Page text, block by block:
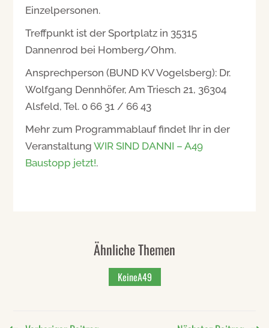
Einzelpersonen.
Treffpunkt ist der Sportplatz in 35315
Dannenrod bei Homberg/Ohm.
Ansprechperson (BUND KV Vogelsberg): Dr.
Wolfgang Dennhöfer, Am Triesch 21, 36304
Alsfeld, Tel. 0 66 31 / 66 43
Mehr zum Programmablauf findet Ihr in der
VeranstaltungWIR SIND DANNI – A49
Baustopp jetzt!.
Ähnliche Themen
KeineA49